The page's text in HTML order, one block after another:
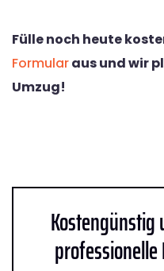
Fülle noch heute
Formularaus und wir
Umzug!